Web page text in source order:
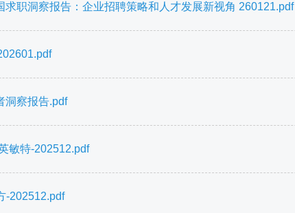
求职洞察报告：企业招聘策略和人才发展新视角 260121.pdf
洞察报告.pdf
敏特-202512.pdf
-202512.pdf